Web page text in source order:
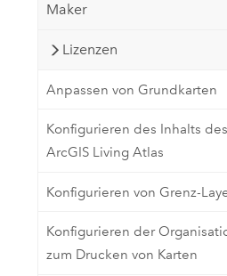
Maker
Lizenzen
Anpassen von Grundkarten
Konfigurieren des Inhalts des
ArcGIS Living Atlas
Konfigurieren von Grenz-
Konfigurieren der
zum Drucken von Karten